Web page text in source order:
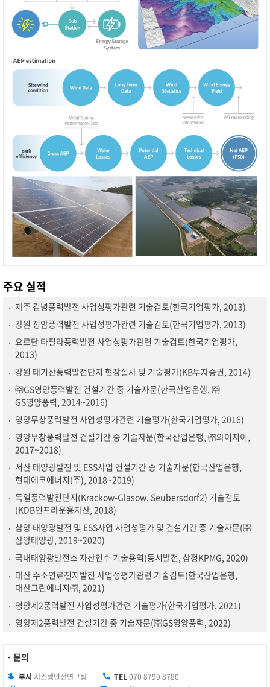
주요 실적
제주 김녕풍력발전 사업성평가관련 기술검토(한국기업평가, 2013)
강원 정암풍력발전 사업성평가관련 기술검토(한국기업평가, 2013)
요르단 타필라풍력발전 사업성평가관련 기술검토(한국기업평가,
2013)
강원 태기산풍력발전단지 현장실사 및 기술평가(KB투자증권, 2014)
㈜GS영양풍력발전 건설기간 중 기술자문(한국산업은행, ㈜
GS영양풍력, 2014~2016)
영양무창풍력발전 사업성평가관련 기술평가(한국기업평가, 2016)
영양무창풍력발전 건설기간 중 기술자문(한국산업은행, ㈜와이지이,
2017~2018)
서산 태양광발전 및 ESS사업 건설기간 중 기술자문(한국산업은행,
현대에코에너지(주), 2018~2019)
독일풍력발전단지(Krackow-Glasow, Seubersdorf2) 기술검토
(KDB인프라운용자산, 2018)
삼양 태양광발전 및 ESS사업 사업성평가 및 건설기간 중 기술자문(㈜
삼양태양광, 2019~2020)
국내태양광발전소 자산인수 기술용역(동서발전, 삼정KPMG, 2020)
대산 수소연료전지발전 사업성평가관련 기술검토(한국산업은행,
대산그린에너지㈜, 2021)
영양제2풍력발전 사업성평가관련 기술평가(한국기업평가, 2021)
영양제2풍력발전 건설기간 중 기술자문(㈜GS영양풍력, 2022)
· 문의
부서 시스템안전연구팀 TEL070 8799 8780